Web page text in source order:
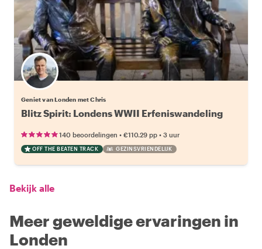
Geniet van Londen met Chris
Blitz Spirit: Londens WWII Erfeniswandeling
140 beoordelingen • €110.29 pp • 3 uur
OFF THE BEATEN TRACK GEZINSVRIENDELIJK
Bekijk alle
Meer geweldige ervaringen in
Londen